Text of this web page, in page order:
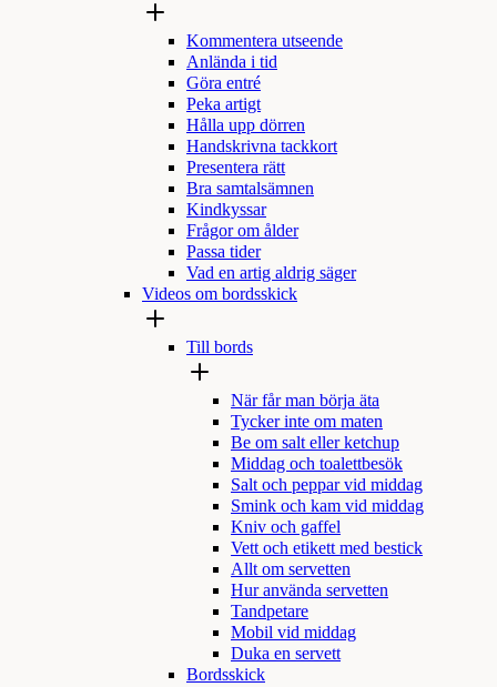
Kommentera utseende
Anlända i tid
Göra entré
Peka artigt
Hålla upp dörren
Handskrivna tackkort
Presentera rätt
Bra samtalsämnen
Kindkyssar
Frågor om ålder
Passa tider
Vad en artig aldrig säger
Videos om bordsskick
Till bords
När får man börja äta
Tycker inte om maten
Be om salt eller ketchup
Middag och toalettbesök
Salt och peppar vid middag
Smink och kam vid middag
Kniv och gaffel
Vett och etikett med bestick
Allt om servetten
Hur använda servetten
Tandpetare
Mobil vid middag
Duka en servett
Bordsskick